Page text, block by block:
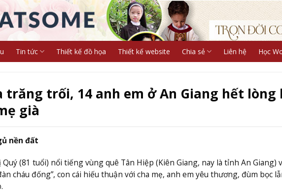
Tin tức Thiết kế đồ họa Thiết kế website Chia sẻ Liên hệ Học
trăng trối, 14 anh em ở An Giang hết lòng
già
nền đất
Quý (81 tuổi) nổi tiếng vùng quê Tân Hiệp (Kiên Giang, nay là tỉnh An Giang)
cháu đống”, con cái hiếu thuận với cha mẹ, anh em yêu thương, đùm bọc